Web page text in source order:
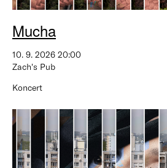
Mucha
10. 9. 2026 20:00
Zach's Pub
Koncert